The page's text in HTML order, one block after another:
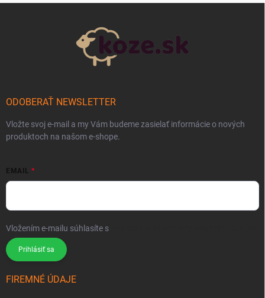
ODOBERAŤ NEWSLETTER
Vložte svoj e-mail a my Vám budeme zasielať informácie o nových
produktoch na našom e-shope.
EMAIL
Vložením e-mailu súhlasíte s
Prihlásiť sa
FIREMNÉ ÚDAJE